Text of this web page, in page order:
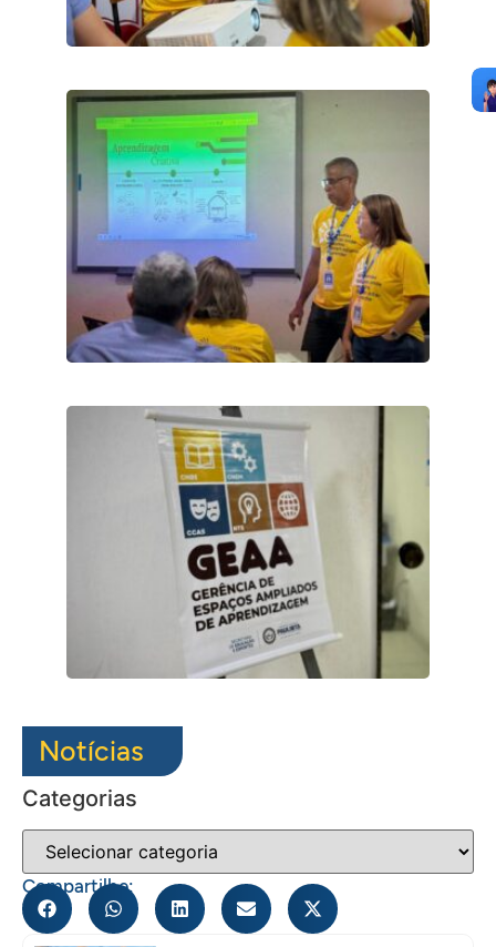
Notícias
Categorias
Compartilhe: